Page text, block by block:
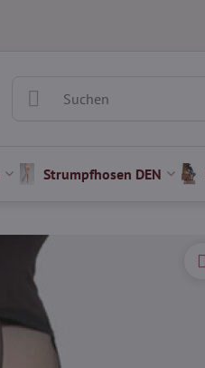
Strumpfhosen DEN